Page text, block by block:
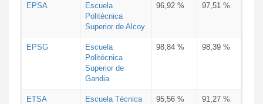
EPSA
Escuela
Politécnica
Superior de Alcoy
96,92 % 97,51 %
EPSG
Escuela
Politécnica
Superior de
Gandia
98,84 % 98,39 %
ETSA
Escuela Técnica
95,56 % 91,27 %